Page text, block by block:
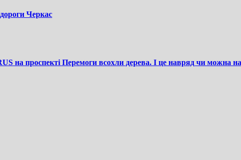
Черкас
на проспекті Перемоги всохли дерева. І це навряд чи можна